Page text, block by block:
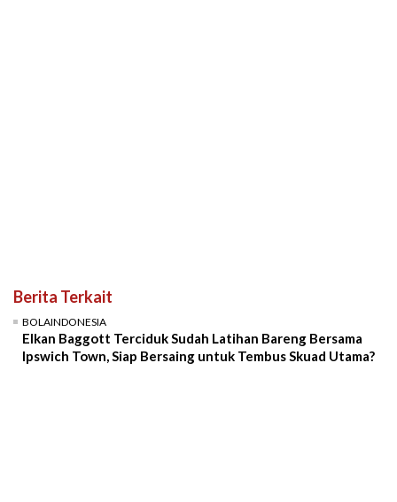
Berita Terkait
BOLAINDONESIA
Elkan Baggott Terciduk Sudah Latihan Bareng Bersama
Ipswich Town, Siap Bersaing untuk Tembus Skuad Utama?